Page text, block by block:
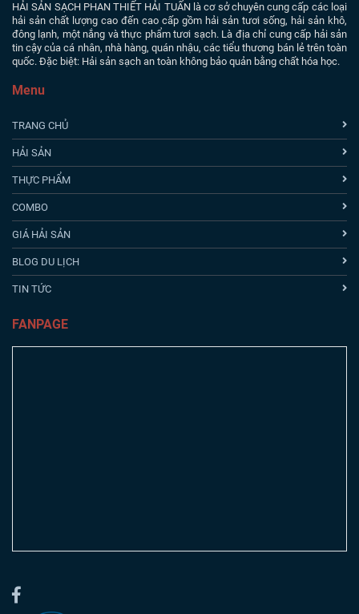
HẢI SẢN SẠCH PHAN THIẾT HẢI TUẤN là cơ sở chuyên cung cấp các loại
hải sản chất lượng cao đến cao cấp gồm hải sản tươi sống, hải sản khô,
đông lạnh, một nắng và thực phẩm tươi sạch. Là địa chỉ cung cấp hải sản
tin cậy của cá nhân, nhà hàng, quán nhậu, các tiểu thương bán lẻ trên toàn
quốc. Đặc biệt: Hải sản sạch an toàn không bảo quản bằng chất hóa học.
Menu
TRANG CHỦ
HẢI SẢN
THỰC PHẨM
COMBO
GIÁ HẢI SẢN
BLOG DU LỊCH
TIN TỨC
FANPAGE